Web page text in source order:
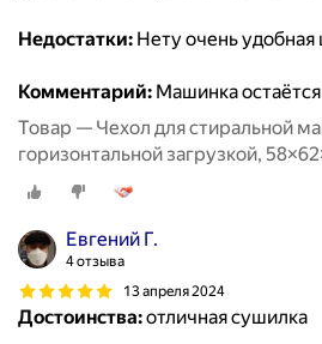
Недостатки: Нету очень удобная
Комментарий: Машинка
Товар — Чехол для стиральной
горизонтальной загрузкой,
микс
Евгений Г.
4 отзыва
13 апреля 2024
Достоинства:отличная сушилка